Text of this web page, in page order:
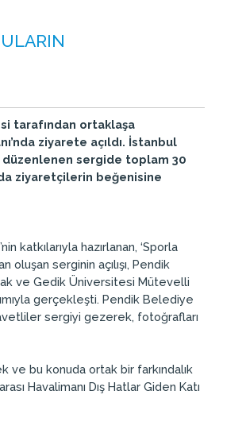
tarafından ortaklaşa
ziyarete açıldı. İstanbul
düzenlenen sergide toplam 30
ziyaretçilerin beğenisine
katkılarıyla hazırlanan, ‘Sporla
serginin açılışı, Pendik
ve Gedik Üniversitesi Mütevelli
gerçekleşti. Pendik Belediye
sergiyi gezerek, fotoğrafları
ve bu konuda ortak bir farkındalık
Havalimanı Dış Hatlar Giden Katı